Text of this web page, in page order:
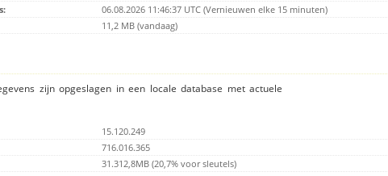
06.08.2026 11:46:37 UTC (Vernieuwen elke 15 minuten)
11,2 MB (vandaag)
zijn opgeslagen in een locale database met actuele
15.120.249
716.016.365
31.312,8MB (20,7% voor sleutels)